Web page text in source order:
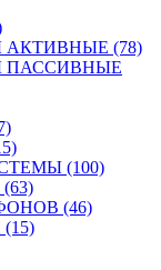
(78)
ПАССИВНЫЕ
(100)
(46)